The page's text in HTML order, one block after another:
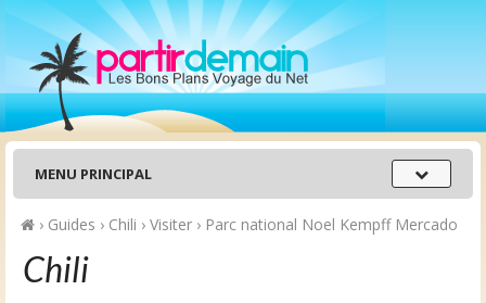
Menu
principal
MENU PRINCIPAL
› Guides › Chili › Visiter › Parc national Noel Kempff Mercado
Chili